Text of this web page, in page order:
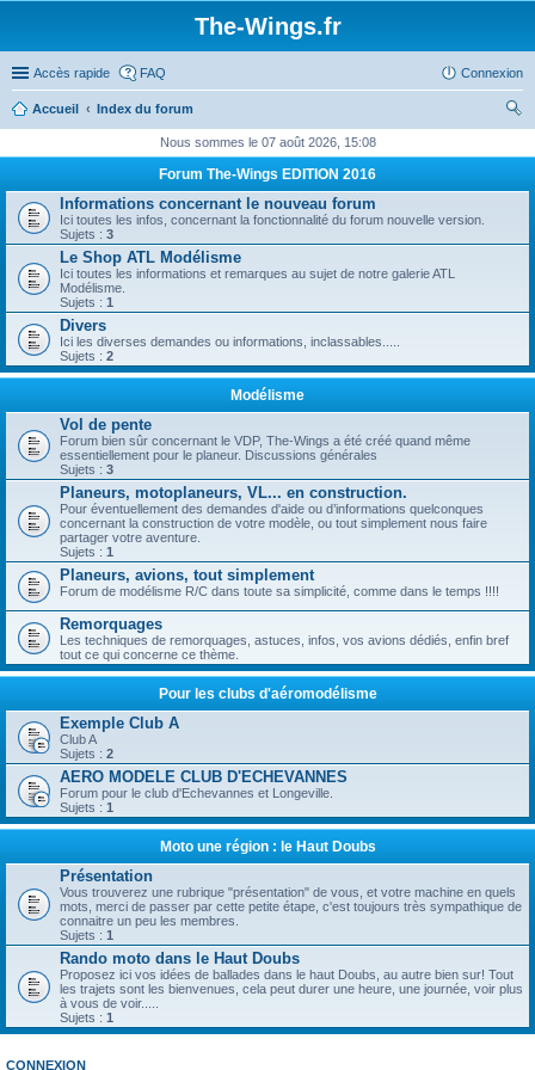
The-Wings.fr
Accès rapide FAQ Connexion
Accueil
Index du forum
ch
Nous sommes le 07 août 2026, 15:08
Forum The-Wings EDITION 2016
Informations concernant le nouveau forum
Ici toutes les infos, concernant la fonctionnalité du forum nouvelle version.
Sujets : 3
Le Shop ATL Modélisme
Ici toutes les informations et remarques au sujet de notre galerie ATL
Modélisme.
Sujets : 1
Divers
Ici les diverses demandes ou informations, inclassables.....
Sujets : 2
Modélisme
Vol de pente
Forum bien sûr concernant le VDP, The-Wings a été créé quand même
essentiellement pour le planeur. Discussions générales
Sujets : 3
Planeurs, motoplaneurs, VL... en construction.
Pour éventuellement des demandes d'aide ou d’informations quelconques
concernant la construction de votre modèle, ou tout simplement nous faire
partager votre aventure.
Sujets : 1
Planeurs, avions, tout simplement
Forum de modélisme R/C dans toute sa simplicité, comme dans le temps !!!!
Remorquages
Les techniques de remorquages, astuces, infos, vos avions dédiés, enfin bref
tout ce qui concerne ce thème.
Pour les clubs d'aéromodélisme
Exemple Club A
Club A
Sujets : 2
AERO MODELE CLUB D'ECHEVANNES
Forum pour le club d'Echevannes et Longeville.
Sujets : 1
Moto une région : le Haut Doubs
Présentation
Vous trouverez une rubrique "présentation" de vous, et votre machine en quels
mots, merci de passer par cette petite étape, c'est toujours très sympathique de
connaitre un peu les membres.
Sujets : 1
Rando moto dans le Haut Doubs
Proposez ici vos idées de ballades dans le haut Doubs, au autre bien sur! Tout
les trajets sont les bienvenues, cela peut durer une heure, une journée, voir plus
à vous de voir.....
Sujets : 1
CONNEXION